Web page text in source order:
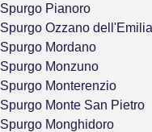
Spurgo Pianoro
Spurgo Ozzano dell'Emilia
Spurgo Mordano
Spurgo Monzuno
Spurgo Monterenzio
Spurgo Monte San Pietro
Spurgo Monghidoro